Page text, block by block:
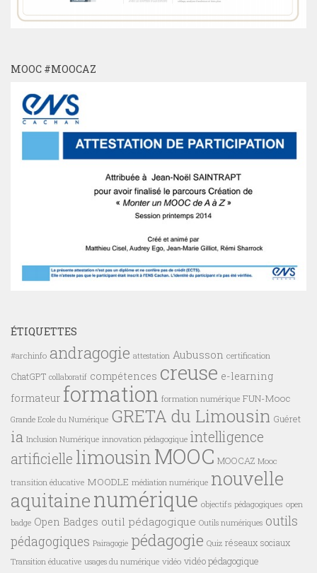
MOOC #MOOCAZ
ÉTIQUETTES
#archinfo andragogie attestation Aubusson certification
ChatGPT collaboratif compétences creuse e-learning
formateur formation formation numérique FUN-Mooc
Grande Ecole du Numérique GRETA du Limousin Guéret
ia Inclusion Numérique innovation pédagogique intelligence
artificielle limousin MOOC MOOCAZ Mooc
transition éducative MOODLE médiation numérique nouvelle
aquitainenumérique objectifs pédagogiques open
badge Open Badges outil pédagogique Outils numériques outils
pédagogiques Pairagogie pédagogie Quiz réseaux sociaux
Transition éducative usages du numérique vidéo vidéo pédagogique